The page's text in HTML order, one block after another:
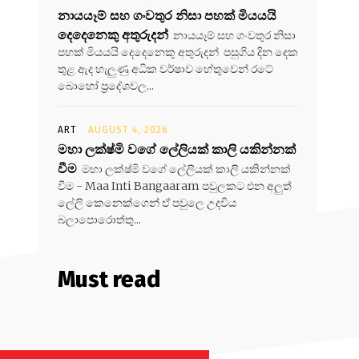
නායයෑම් සහ ගංවතුර නිසා පහක් මියයයි
දෙදෙනෙකු අතුරුදන් නායයෑම් සහ ගංවතුර නිසා
පහක් මියයයි දෙදෙනෙකු අතුරුදන් පසුගිය දින දෙක
තුළ ඇද හැලුණු අධික වර්ෂාව හේතුවෙන් රටේ
බොහෝ ප්‍රදේශවල...
ART AUGUST 4, 2026
මහා ලක්ෂ්මි වගේ ලේලියක් කාලි යකින්නක්
වීම මහා ලක්ෂ්මි වගේ ලේලියක් කාලි යකින්නක්
වීම - Maa Inti Bangaaram පවුලකට එන අලුත්
ලේලි කෙනෙක්ගෙන් ඒ පවුලෙ උදවිය
බලාපොරොත්තු...
Must read